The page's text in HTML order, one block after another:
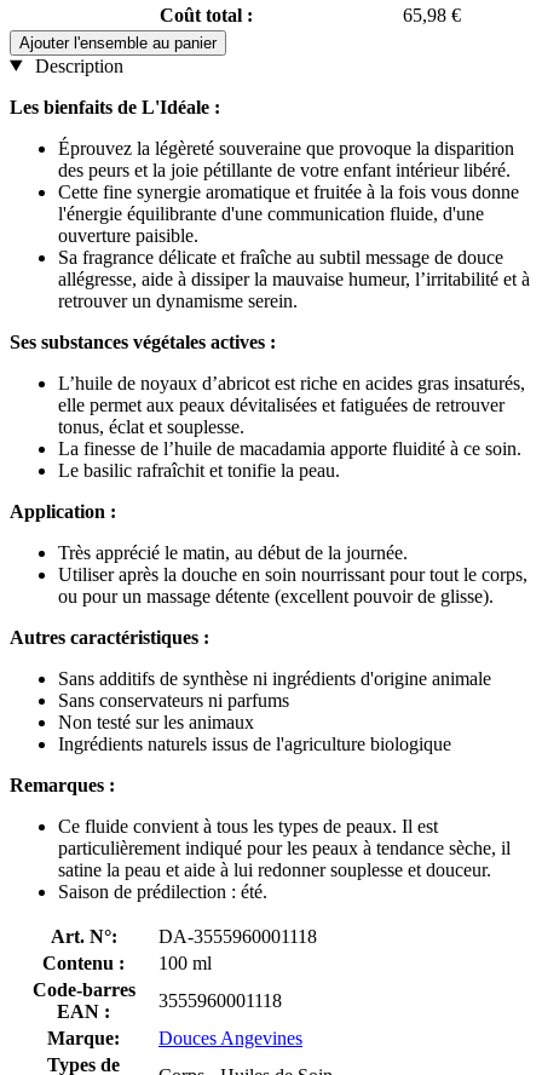
Coût total :
65,98 €
Ajouter l'ensemble au panier
Description
Les bienfaits de L'Idéale :
Éprouvez la légèreté souveraine que provoque la disparition
des peurs et la joie pétillante de votre enfant intérieur libéré.
Cette fine synergie aromatique et fruitée à la fois vous donne
l'énergie équilibrante d'une communication fluide, d'une
ouverture paisible.
Sa fragrance délicate et fraîche au subtil message de douce
allégresse, aide à dissiper la mauvaise humeur, l’irritabilité et à
retrouver un dynamisme serein.
Ses substances végétales actives :
L’huile de noyaux d’abricot est riche en acides gras insaturés,
elle permet aux peaux dévitalisées et fatiguées de retrouver
tonus, éclat et souplesse.
La finesse de l’huile de macadamia apporte fluidité à ce soin.
Le basilic rafraîchit et tonifie la peau.
Application :
Très apprécié le matin, au début de la journée.
Utiliser après la douche en soin nourrissant pour tout le corps,
ou pour un massage détente (excellent pouvoir de glisse).
Autres caractéristiques :
Sans additifs de synthèse ni ingrédients d'origine animale
Sans conservateurs ni parfums
Non testé sur les animaux
Ingrédients naturels issus de l'agriculture biologique
Remarques :
Ce fluide convient à tous les types de peaux. Il est
particulièrement indiqué pour les peaux à tendance sèche, il
satine la peau et aide à lui redonner souplesse et douceur.
Saison de prédilection : été.
Art. N°:
DA-3555960001118
Contenu :
100 ml
Code-barres
EAN :
3555960001118
Marque:
Douces Angevines
Types de